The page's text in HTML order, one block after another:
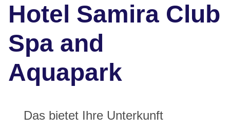
Hotel Samira Club
Spa and
Aquapark
Das bietet Ihre Unterkunft